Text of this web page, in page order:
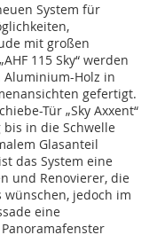
System für
mit großen
115 Sky“ werden
Aluminium-Holz in
gefertigt.
Tür „Sky Axxent“
in die Schwelle
Glasanteil
das System eine
und Renovierer, die
wünschen, jedoch im
eine